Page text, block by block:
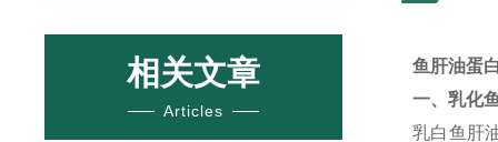
相关文章
Articles
鱼肝油蛋
一、乳化
乳白鱼肝